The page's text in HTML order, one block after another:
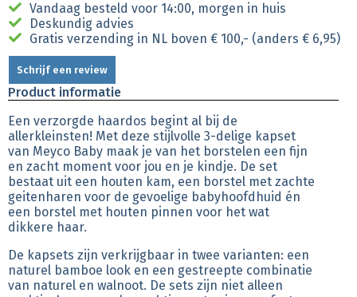
Vandaag besteld voor 14:00, morgen in huis
Deskundig advies
Gratis verzending in NL boven € 100,- (anders € 6,95)
Schrijf een review
Product informatie
Een verzorgde haardos begint al bij de
allerkleinsten! Met deze stijlvolle 3-delige kapset
van Meyco Baby maak je van het borstelen een fijn
en zacht moment voor jou en je kindje. De set
bestaat uit een houten kam, een borstel met zachte
geitenharen voor de gevoelige babyhoofdhuid én
een borstel met houten pinnen voor het wat
dikkere haar.
De kapsets zijn verkrijgbaar in twee varianten: een
naturel bamboe look en een gestreepte combinatie
van naturel en walnoot. De sets zijn niet alleen